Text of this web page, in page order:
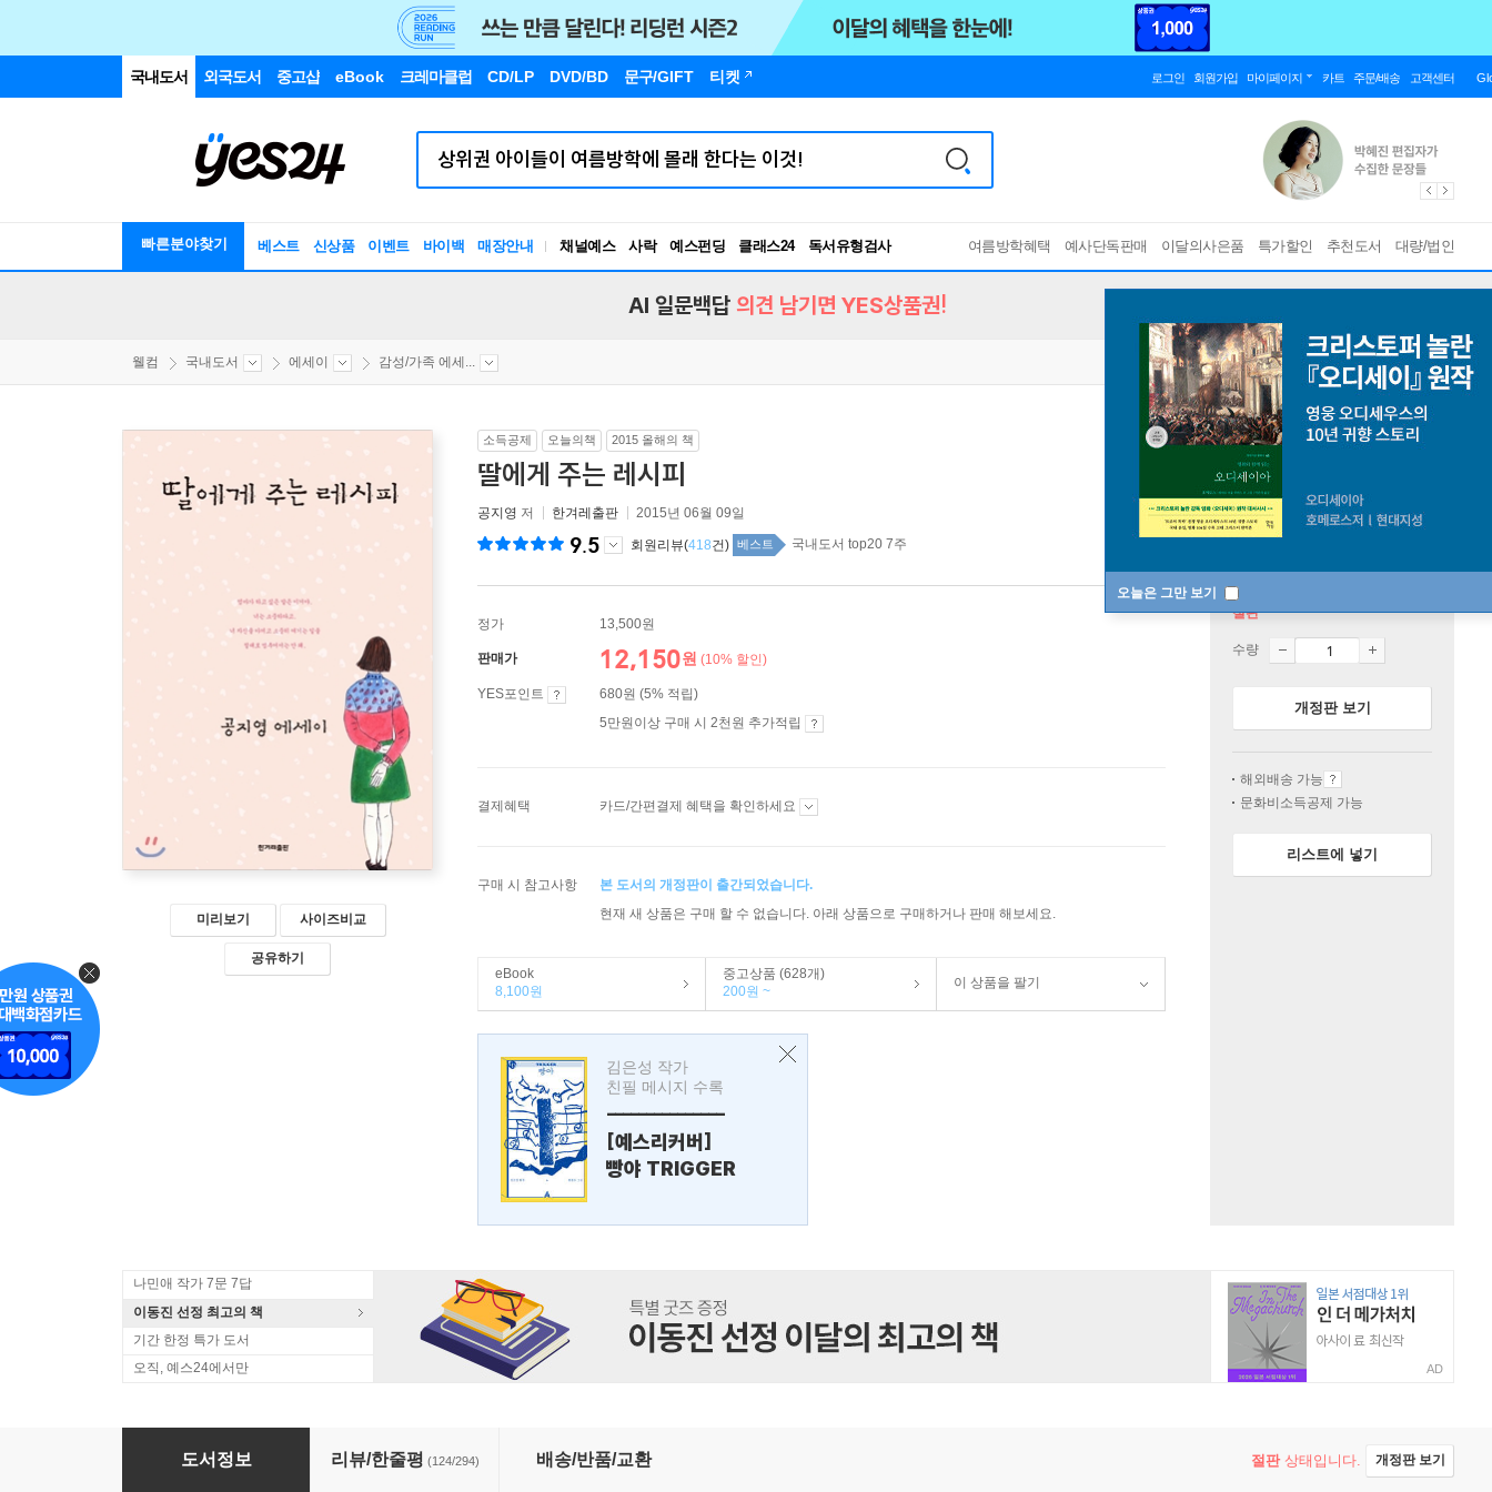
국내도서 외국도서 중고샵 eBook 크레마클럽 CD/LP DVD/BD 문구/GIFT 티켓 로그인 회원가입 마이페이지 카트 주문/배송 고객센터
빠른분야찾기 베스트 신상품 이벤트 바이백 매장안내 채널예스 사락 예스펀딩 클래스24
독서유형검사
RBTI Lab
여름방학혜택 예사단독판매 이달의사은품 특가할인 추천도서 대량/법인
오늘은 그만 보기
AI 일문백답 의견 남기면 YES상품권!
웰컴 국내도서 에세이 감성/가족 에세...
미리보기 사이즈비교
공유하기
소득공제 오늘의책 2015 올해의 책
딸에게 주는 레시피
공지영 저 한겨레출판 2015년 06월 09일
9.5 회원리뷰(418건) 베스트 국내도서 top20 7주
정가 13,500원
판매가 12,150원 (10% 할인)
YES포인트
680원 (5% 적립)
5만원이상 구매 시 2천원 추가적립
결제혜택 카드/간편결제 혜택을 확인하세요
구매 시 참고사항
본 도서의 개정판이 출간되었습니다.
현재 새 상품은 구매 할 수 없습니다. 아래 상품으로 구매하거나 판매 해보세요.
eBook
8,100원
중고상품 (628개)
200원 ~
이 상품을 팔기
김은성 작가
친필 메시지 수록
---------------
[예스리커버]
빵야 TRIGGER
절판
수량
개정판 보기
해외배송 가능
문화비소득공제 가능
리스트에 넣기
나민애 작가 7문 7답
이동진 선정 최고의 책
기간 한정 특가 도서
오직, 예스24에서만
AD
딸에게 주는 레시피
도서정보 리뷰/한줄평 (124/294) 배송/반품/교환 절판상태입니다. 개정판 보기